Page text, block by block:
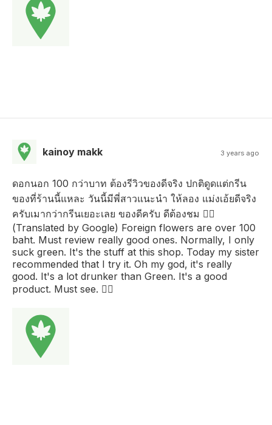
kainoy makk 3 years ago
ดอกนอก 100 กว่าบาท ต้องรีวิวของดีจริง ปกติดูดแต่กรีน
ของที่ร้านนี้แหละ วันนี้มีพี่สาวแนะนำ ให้ลอง แม่งเอ้ยดีจริง
ครับเมากว่ากรีนเยอะเลย ของดีครับ ดีต้องชม 👍🏻
(Translated by Google) Foreign flowers are over 100
baht. Must review really good ones. Normally, I only
suck green. It's the stuff at this shop. Today my sister
recommended that I try it. Oh my god, it's really
good. It's a lot drunker than Green. It's a good
product. Must see. 👍🏻